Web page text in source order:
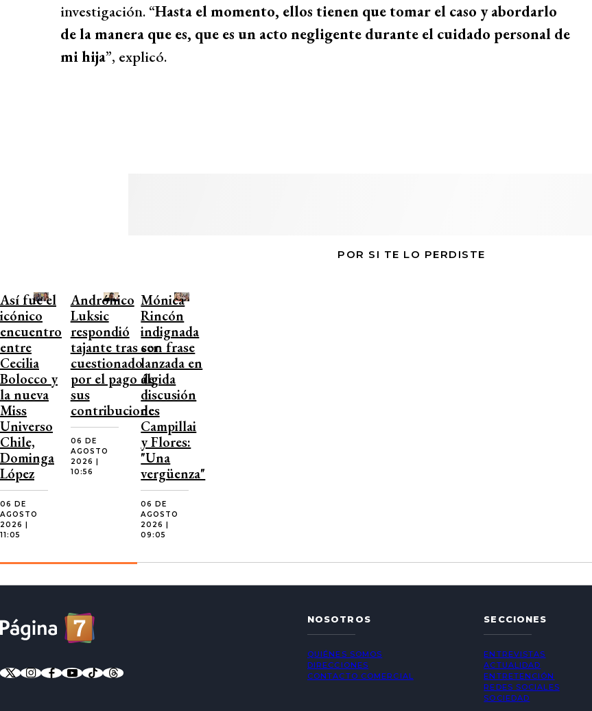
investigación. “Hasta el momento, ellos tienen que tomar el caso y abordarlo
de la manera que es, que es un acto negligente durante el cuidado personal de
mi hija”, explicó.
POR SI TE LO PERDISTE
Así fue el
icónico
encuentro
entre
Cecilia
Bolocco y
la nueva
Miss
Universo
Chile,
Dominga
López
06 DE
AGOSTO
2026 |
11:05
Andrónico
Luksic
respondió
tajante tras ser
cuestionado
por el pago de
sus
contribuciones
06 DE
AGOSTO
2026 |
10:56
Mónica
Rincón
indignada
con frase
lanzada en
álgida
discusión
de
Campillai
y Flores:
"Una
vergüenza"
06 DE
AGOSTO
2026 |
09:05
NOSOTROS
QUIÉNES SOMOS
DIRECCIONES
CONTACTO COMERCIAL
SECCIONES
ENTREVISTAS
ACTUALIDAD
ENTRETENCIÓN
REDES SOCIALES
SOCIEDAD